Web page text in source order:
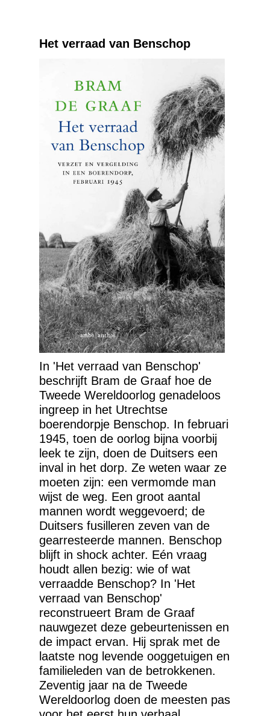
Het verraad van Benschop
In 'Het verraad van Benschop'
beschrijft Bram de Graaf hoe de
Tweede Wereldoorlog genadeloos
ingreep in het Utrechtse
boerendorpje Benschop. In februari
1945, toen de oorlog bijna voorbij
leek te zijn, doen de Duitsers een
inval in het dorp. Ze weten waar ze
moeten zijn: een vermomde man
wijst de weg. Een groot aantal
mannen wordt weggevoerd; de
Duitsers fusilleren zeven van de
gearresteerde mannen. Benschop
blijft in shock achter. Eén vraag
houdt allen bezig: wie of wat
verraadde Benschop? In 'Het
verraad van Benschop'
reconstrueert Bram de Graaf
nauwgezet deze gebeurtenissen en
de impact ervan. Hij sprak met de
laatste nog levende ooggetuigen en
familieleden van de betrokkenen.
Zeventig jaar na de Tweede
Wereldoorlog doen de meesten pas